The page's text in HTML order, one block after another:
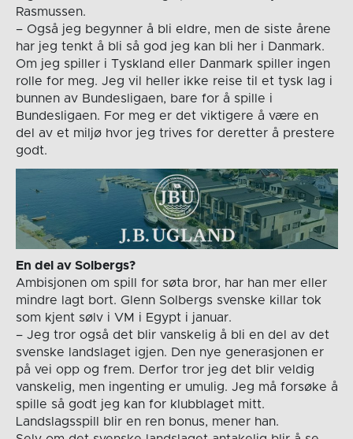
Rasmussen.
– Også jeg begynner å bli eldre, men de siste årene
har jeg tenkt å bli så god jeg kan bli her i Danmark.
Om jeg spiller i Tyskland eller Danmark spiller ingen
rolle for meg. Jeg vil heller ikke reise til et tysk lag i
bunnen av Bundesligaen, bare for å spille i
Bundesligaen. For meg er det viktigere å være en
del av et miljø hvor jeg trives for deretter å prestere
godt.
En del av Solbergs?
Ambisjonen om spill for søta bror, har han mer eller
mindre lagt bort. Glenn Solbergs svenske killar tok
som kjent sølv i VM i Egypt i januar.
– Jeg tror også det blir vanskelig å bli en del av det
svenske landslaget igjen. Den nye generasjonen er
på vei opp og frem. Derfor tror jeg det blir veldig
vanskelig, men ingenting er umulig. Jeg må forsøke å
spille så godt jeg kan for klubblaget mitt.
Landslagsspill blir en ren bonus, mener han.